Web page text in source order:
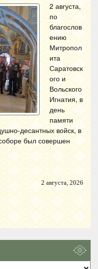
2 августа,
по
благослов
ению
Митропол
ита
Саратовск
ого и
Вольского
Игнатия, в
день
памяти
десантных войск, в
был совершен
2 августа, 2026